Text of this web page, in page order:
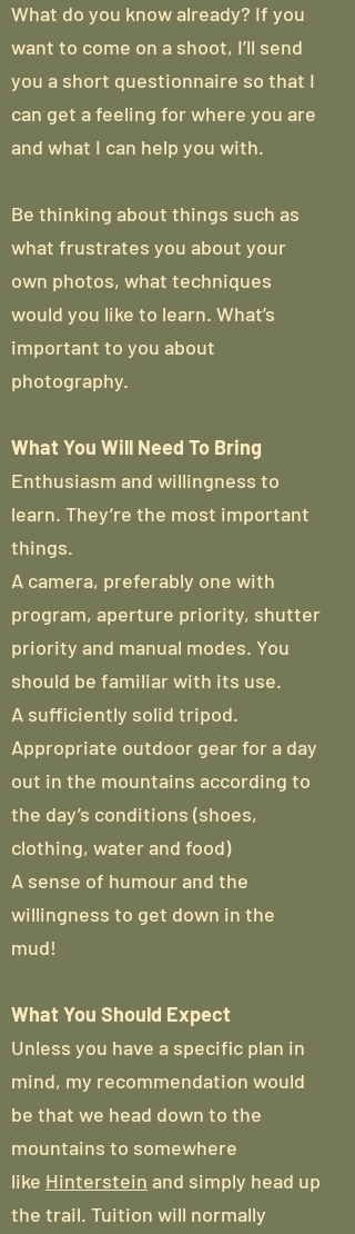
What do you know already? If you
want to come on a shoot, I’ll send
you a short questionnaire so that I
can get a feeling for where you are
and what I can help you with.
Be thinking about things such as
what frustrates you about your
own photos, what techniques
would you like to learn. What’s
important to you about
photography.
What You Will Need To Bring
Enthusiasm and willingness to
learn. They’re the most important
things.
A camera, preferably one with
program, aperture priority, shutter
priority and manual modes. You
should be familiar with its use.
A sufficiently solid tripod.
Appropriate outdoor gear for a day
out in the mountains according to
the day’s conditions (shoes,
clothing, water and food)
A sense of humour and the
willingness to get down in the
mud!
What You Should Expect
Unless you have a specific plan in
mind, my recommendation would
be that we head down to the
mountains to somewhere
like Hinterstein and simply head up
the trail. Tuition will normally